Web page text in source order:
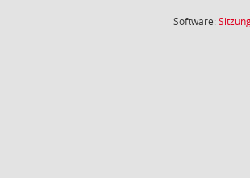
Software: